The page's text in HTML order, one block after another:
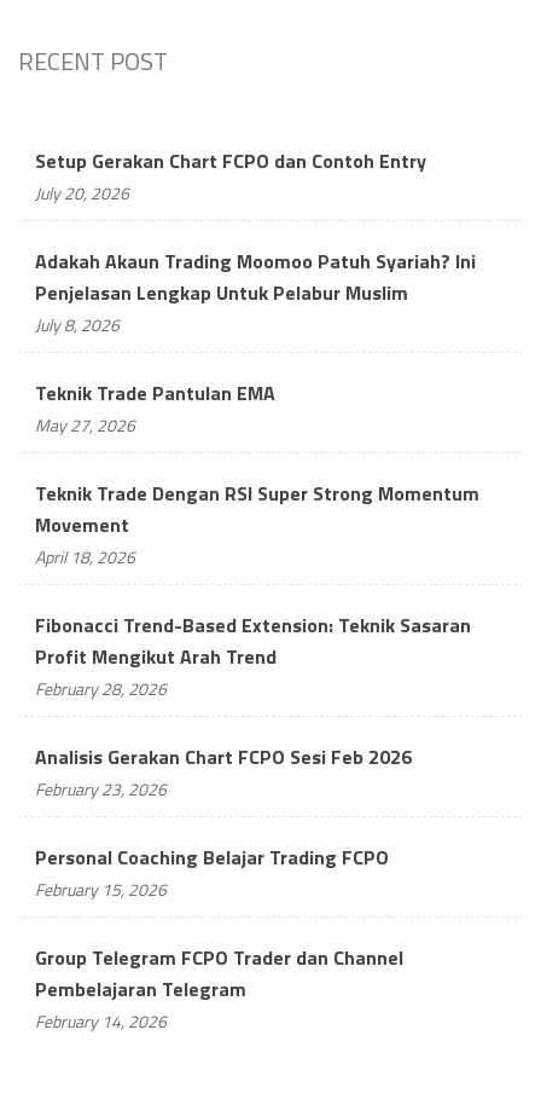
RECENT POST
Setup Gerakan Chart FCPO dan Contoh Entry
July 20, 2026
Adakah Akaun Trading Moomoo Patuh Syariah? Ini
Penjelasan Lengkap Untuk Pelabur Muslim
July 8, 2026
Teknik Trade Pantulan EMA
May 27, 2026
Teknik Trade Dengan RSI Super Strong Momentum
Movement
April 18, 2026
Fibonacci Trend-Based Extension: Teknik Sasaran
Profit Mengikut Arah Trend
February 28, 2026
Analisis Gerakan Chart FCPO Sesi Feb 2026
February 23, 2026
Personal Coaching Belajar Trading FCPO
February 15, 2026
Group Telegram FCPO Trader dan Channel
Pembelajaran Telegram
February 14, 2026